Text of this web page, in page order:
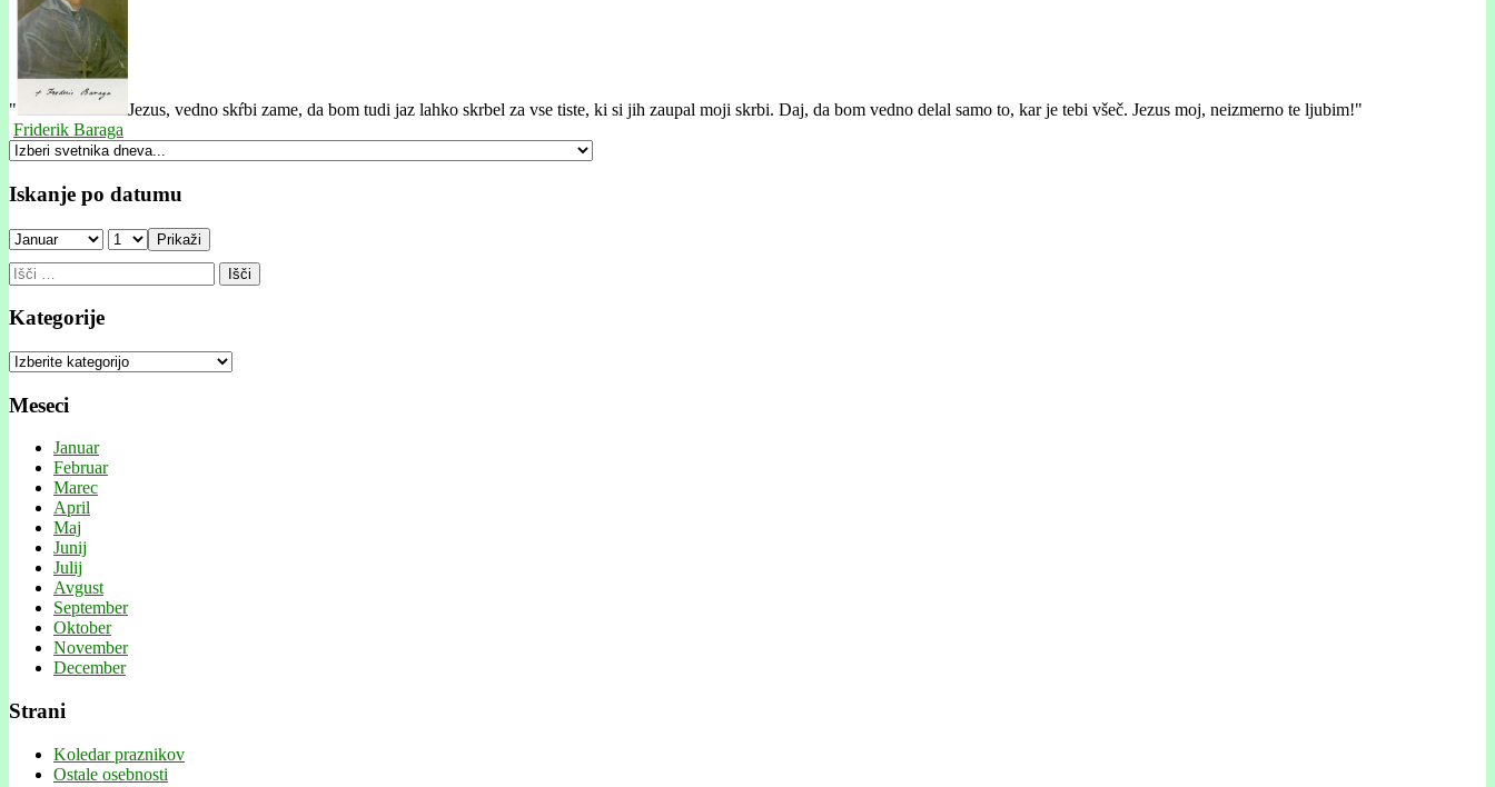
"
Jezus, vedno skŕbi zame, da bom tudi jaz lahko skrbel za vse tiste, ki si jih zaupal moji skrbi. Daj, da bom vedno delal samo to, kar je tebi všeč. Jezus moj, neizmerno te ljubim!"
Friderik Baraga
Iskanje po datumu
Prikaži
Išči:
Kategorije
Kategorije
Meseci
Januar
Februar
Marec
April
Maj
Junij
Julij
Avgust
September
Oktober
November
December
Strani
Koledar praznikov
Ostale osebnosti